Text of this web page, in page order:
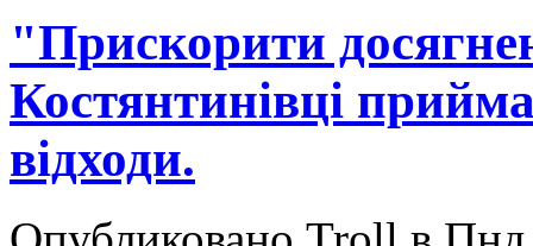
"Прискорити
Костянтинівці
відходи.